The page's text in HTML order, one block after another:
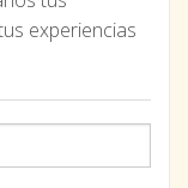
experiencias